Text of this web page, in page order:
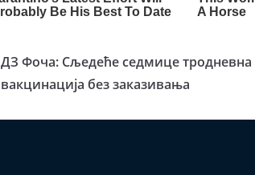
ДЗ Фоча: Сљедеће седмице тродневна
вакцинација без заказивања